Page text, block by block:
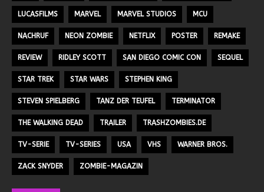
LUCASFILMS MARVEL MARVEL STUDIOS MCU
NACHRUF NEON ZOMBIE NETFLIX POSTER REMAKE
REVIEW RIDLEY SCOTT SAN DIEGO COMIC CON SEQUEL
STAR TREK STAR WARS STEPHEN KING
STEVEN SPIELBERG TANZ DER TEUFEL TERMINATOR
THE WALKING DEAD TRAILER TRASHZOMBIES.DE
TV-SERIE TV-SERIES USA VHS WARNER BROS.
ZACK SNYDER ZOMBIE-MAGAZIN